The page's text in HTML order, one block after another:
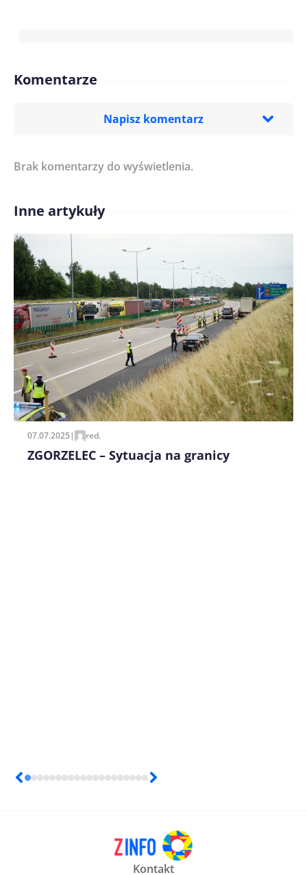
Komentarze
Napisz komentarz
Treść komentarza*
Imię/ Nick*
Zapamiętaj moje dane w tej przeglądarce podczas
pisania kolejnych komentarzy.
Brak komentarzy do wyświetlenia.
Inne artykuły
07.07.2025| red.
ZGORZELEC – Sytuacja na granicy
Kontakt